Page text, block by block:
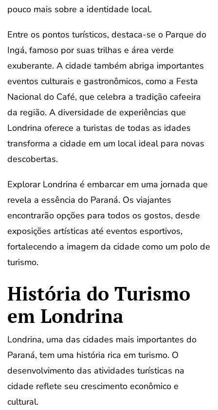
pouco mais sobre a identidade local.
Entre os pontos turísticos, destaca-se o Parque do
Ingá, famoso por suas trilhas e área verde
exuberante. A cidade também abriga importantes
eventos culturais e gastronômicos, como a Festa
Nacional do Café, que celebra a tradição cafeeira
da região. A diversidade de experiências que
Londrina oferece a turistas de todas as idades
transforma a cidade em um local ideal para novas
descobertas.
Explorar Londrina é embarcar em uma jornada que
revela a essência do Paraná. Os viajantes
encontrarão opções para todos os gostos, desde
exposições artísticas até eventos esportivos,
fortalecendo a imagem da cidade como um polo de
turismo.
História do Turismo
em Londrina
Londrina, uma das cidades mais importantes do
Paraná, tem uma história rica em turismo. O
desenvolvimento das atividades turísticas na
cidade reflete seu crescimento econômico e
cultural.